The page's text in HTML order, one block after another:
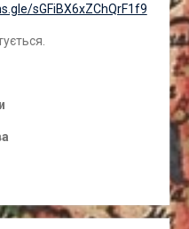
sGFiBX6xZChQrF1f9